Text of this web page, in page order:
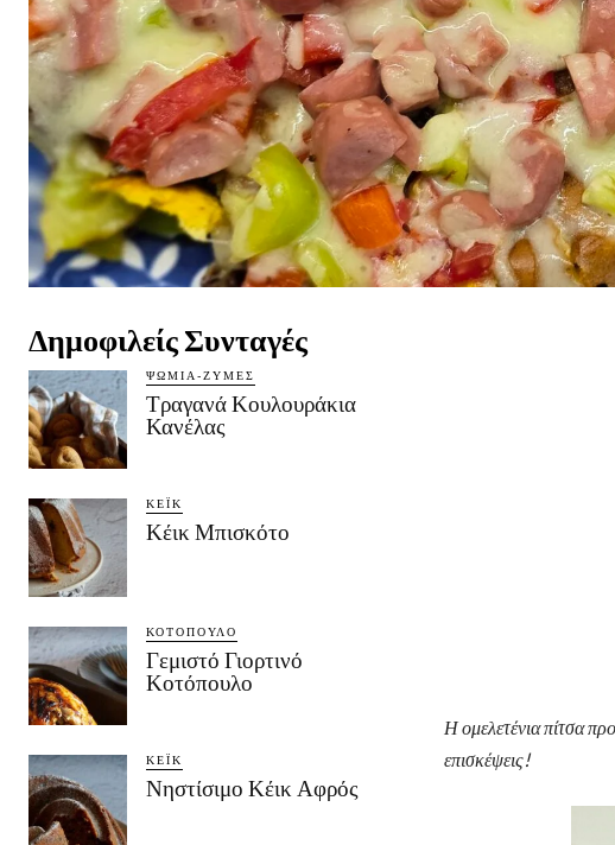
Δημοφιλείς Συνταγές
ΨΩΜΙΆ-ΖΎΜΕΣ
Τραγανά Κουλουράκια
Κανέλας
ΚΈΙΚ
Κέικ Μπισκότο
ΚΟΤΌΠΟΥΛΟ
Γεμιστό Γιορτινό
Κοτόπουλο
ΚΈΙΚ
Νηστίσιμο Κέικ Αφρός
Η ομελετένια πίτσα
επισκέψεις!